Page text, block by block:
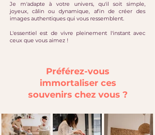
Je m'adapte à votre univers, qu'il soit simple,
joyeux, câlin ou dynamique, afin de créer des
images authentiques qui vous ressemblent.
L'essentiel est de vivre pleinement l'instant avec
ceux que vous aimez !
Préférez-vous
immortaliser ces
souvenirs chez vous ?